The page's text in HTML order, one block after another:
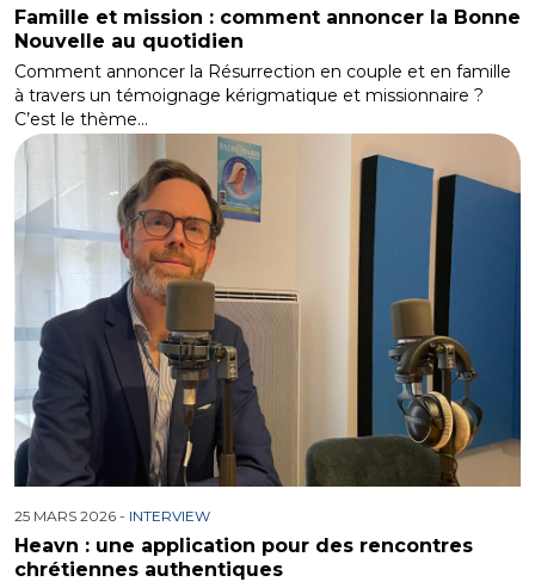
Famille et mission : comment annoncer la Bonne
Nouvelle au quotidien
Comment annoncer la Résurrection en couple et en famille
à travers un témoignage kérigmatique et missionnaire ?
C’est le thème…
25 MARS 2026 - INTERVIEW
Heavn : une application pour des rencontres
chrétiennes authentiques